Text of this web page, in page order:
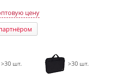
цену
>30 шт. >30 шт.